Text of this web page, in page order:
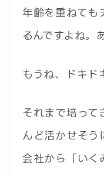
年齢を重ねても
るんですよね。
もうね、ドキド
それまで培って
んど活かせそう
会社から「いく